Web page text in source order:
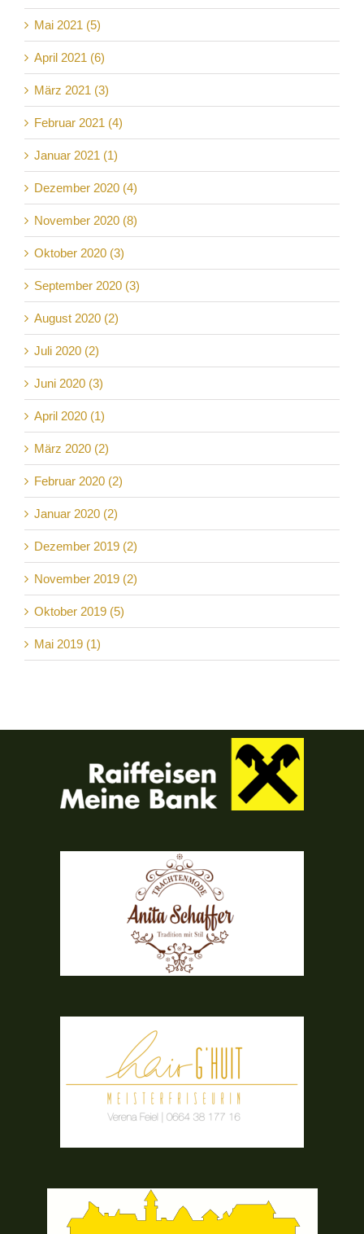
Mai 2021 (5)
April 2021 (6)
März 2021 (3)
Februar 2021 (4)
Januar 2021 (1)
Dezember 2020 (4)
November 2020 (8)
Oktober 2020 (3)
September 2020 (3)
August 2020 (2)
Juli 2020 (2)
Juni 2020 (3)
April 2020 (1)
März 2020 (2)
Februar 2020 (2)
Januar 2020 (2)
Dezember 2019 (2)
November 2019 (2)
Oktober 2019 (5)
Mai 2019 (1)